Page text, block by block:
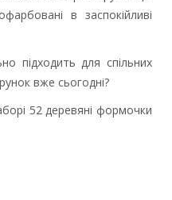
в заспокійливі
підходить для спільних
вже сьогодні?
52 деревяні формочки